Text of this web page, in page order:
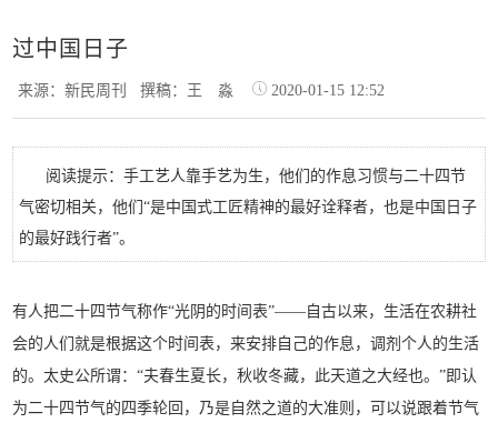
过中国日子
来源：新民周刊撰稿：王 淼 2020-01-15 12:52
阅读提示：手工艺人靠手艺为生，他们的作息习惯与二十四节
气密切相关，他们“是中国式工匠精神的最好诠释者，也是中国日子
的最好践行者”。
有人把二十四节气称作“光阴的时间表”——自古以来，生活在农耕社
会的人们就是根据这个时间表，来安排自己的作息，调剂个人的生活
的。太史公所谓：“夫春生夏长，秋收冬藏，此天道之大经也。”即认
为二十四节气的四季轮回，乃是自然之道的大准则，可以说跟着节气